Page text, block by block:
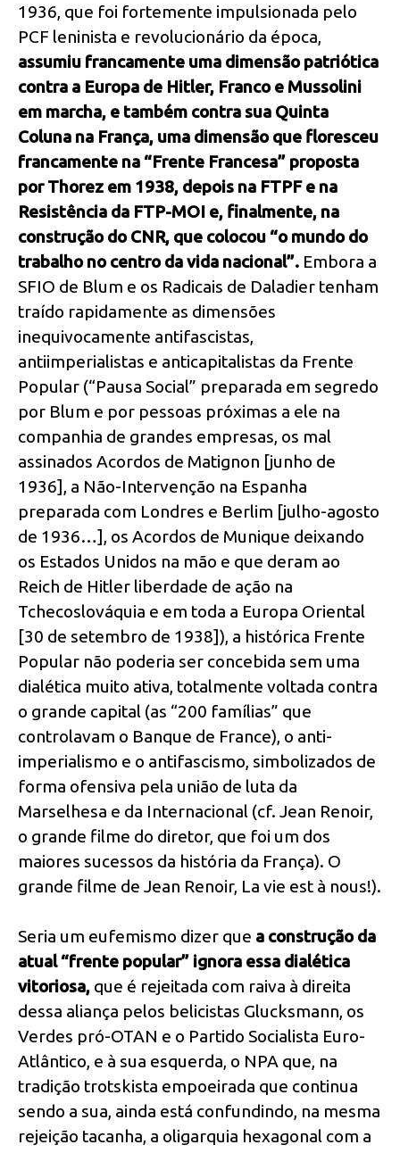
1936, que foi fortemente impulsionada pelo
PCF leninista e revolucionário da época,
assumiu francamente uma dimensão patriótica
contra a Europa de Hitler, Franco e Mussolini
em marcha, e também contra sua Quinta
Coluna na França, uma dimensão que floresceu
francamente na “Frente Francesa” proposta
por Thorez em 1938, depois na FTPF e na
Resistência da FTP-MOI e, finalmente, na
construção do CNR, que colocou “o mundo do
trabalho no centro da vida nacional”. Embora a
SFIO de Blum e os Radicais de Daladier tenham
traído rapidamente as dimensões
inequivocamente antifascistas,
antiimperialistas e anticapitalistas da Frente
Popular (“Pausa Social” preparada em segredo
por Blum e por pessoas próximas a ele na
companhia de grandes empresas, os mal
assinados Acordos de Matignon [junho de
1936], a Não-Intervenção na Espanha
preparada com Londres e Berlim [julho-agosto
de 1936…], os Acordos de Munique deixando
os Estados Unidos na mão e que deram ao
Reich de Hitler liberdade de ação na
Tchecoslováquia e em toda a Europa Oriental
[30 de setembro de 1938]), a histórica Frente
Popular não poderia ser concebida sem uma
dialética muito ativa, totalmente voltada contra
o grande capital (as “200 famílias” que
controlavam o Banque de France), o anti-
imperialismo e o antifascismo, simbolizados de
forma ofensiva pela união de luta da
Marselhesa e da Internacional (cf. Jean Renoir,
o grande filme do diretor, que foi um dos
maiores sucessos da história da França). O
grande filme de Jean Renoir, La vie est à nous!).
Seria um eufemismo dizer que a construção da
atual “frente popular” ignora essa dialética
vitoriosa, que é rejeitada com raiva à direita
dessa aliança pelos belicistas Glucksmann, os
Verdes pró-OTAN e o Partido Socialista Euro-
Atlântico, e à sua esquerda, o NPA que, na
tradição trotskista empoeirada que continua
sendo a sua, ainda está confundindo, na mesma
rejeição tacanha, a oligarquia hexagonal com a